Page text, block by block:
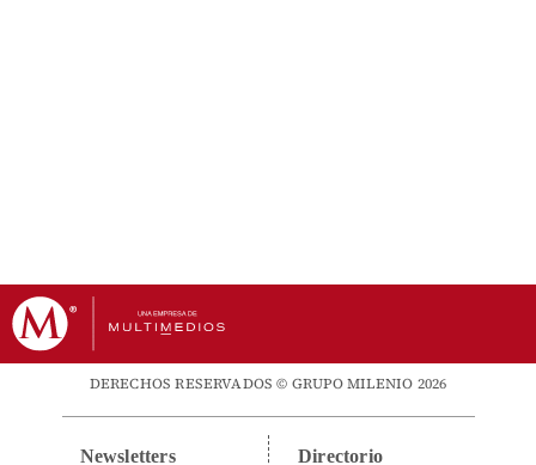
DERECHOS RESERVADOS © GRUPO MILENIO 2026
Newsletters Directorio